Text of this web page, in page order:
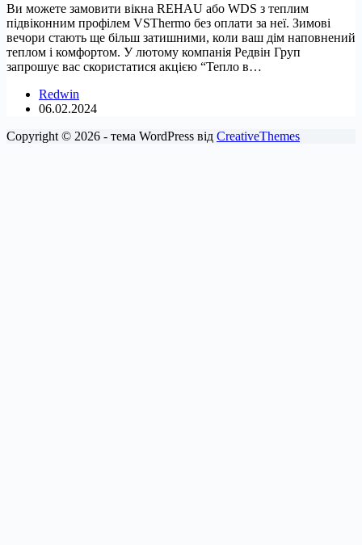
Ви можете замовити вікна REHAU або WDS з теплим
підвіконним профілем VSThermo без оплати за неї. Зимові
вечори стають ще більш затишними, коли ваш дім наповнений
теплом і комфортом. У лютому компанія Редвін Груп
запрошує вас скористатися акцією “Тепло в…
Redwin
06.02.2024
Copyright © 2026 - тема WordPress від CreativeThemes